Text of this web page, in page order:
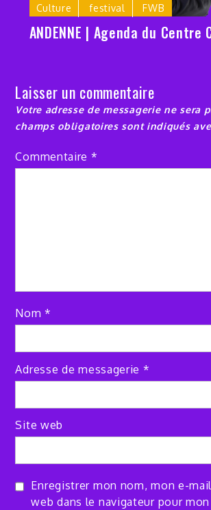
Culture festival FWB
ANDENNE | Agenda du Centre
Laisser un commentaire
Votre adresse de messagerie ne sera
champs obligatoires sont indiqués
Commentaire *
Nom*
Adresse de messagerie *
Site web
Enregistrer mon nom, mon e-
web dans le navigateur pour